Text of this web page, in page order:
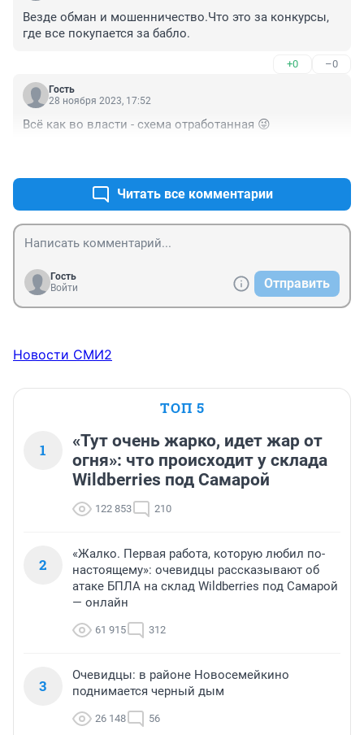
Везде обман и мошенничество.Что это за конкурсы,
где все покупается за бабло.
+0 –0
Гость
28 ноября 2023, 17:52
Всё как во власти - схема отработанная 😜
Читать все комментарии
Гость
Войти
Отправить
Новости СМИ2
ТОП 5
1
«Тут очень жарко, идет жар от
огня»: что происходит у склада
Wildberries под Самарой
122 853 210
2
«Жалко. Первая работа, которую любил по-
настоящему»: очевидцы рассказывают об
атаке БПЛА на склад Wildberries под Самарой
— онлайн
61 915 312
3
Очевидцы: в районе Новосемейкино
поднимается черный дым
26 148 56